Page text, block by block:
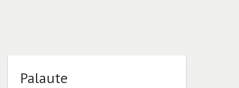
Palaute